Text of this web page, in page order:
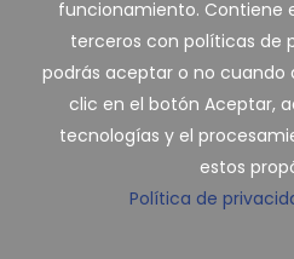
funcionamiento. Contiene
terceros con políticas de
podrás aceptar o no cuando
clic en el botón Aceptar,
tecnologías y el
estos
Política de